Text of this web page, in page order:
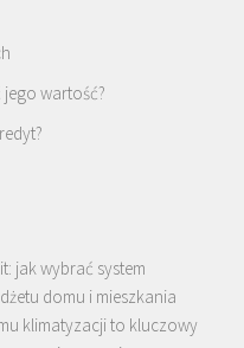
wartość?
jak wybrać system
domu i mieszkania
klimatyzacji to kluczowy